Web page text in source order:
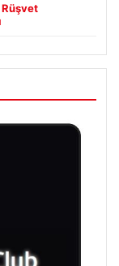
Rüşvet